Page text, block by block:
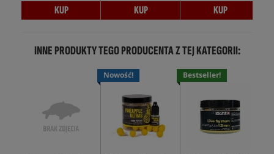
KUP KUP KUP
INNE PRODUKTY TEGO PRODUCENTA Z TEJ KATEGORII:
Nowość! Bestseller!